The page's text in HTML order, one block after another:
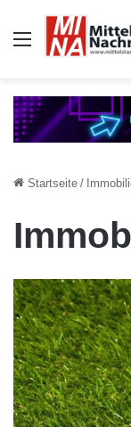
Auswahl
Startseite /